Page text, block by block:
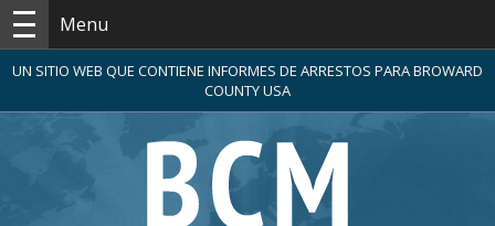
Menu
UN SITIO WEB QUE CONTIENE INFORMES DE ARRESTOS PARA BROWARD
COUNTY USA